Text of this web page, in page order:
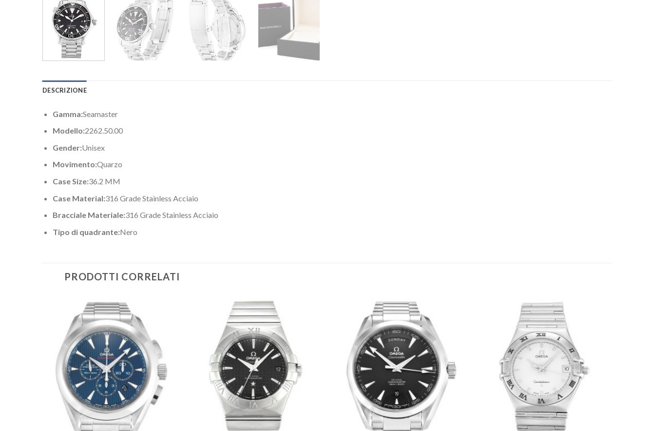
DESCRIZIONE
Gamma:Seamaster
Modello:2262.50.00
Gender:Unisex
Movimento:Quarzo
Case Size:36.2 MM
Case Material:316 Grade Stainless Acciaio
Bracciale Materiale:316 Grade Stainless Acciaio
Tipo di quadrante:Nero
PRODOTTI CORRELATI